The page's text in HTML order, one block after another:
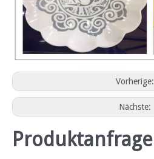
Vorherige:
Nächste:
Produktanfrage